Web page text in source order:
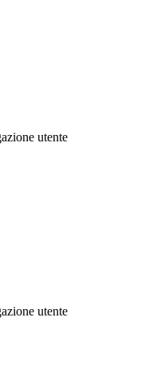
utente
utente